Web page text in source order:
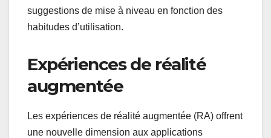
suggestions de mise à niveau en fonction des
habitudes d’utilisation.
Expériences de réalité
augmentée
Les expériences de réalité augmentée (RA) offrent
une nouvelle dimension aux applications